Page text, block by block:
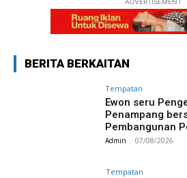
BERITA BERKAITAN
Tempatan
Ewon seru
Penampang
Pembangunan
Admin - 07/08/2026
Tempatan